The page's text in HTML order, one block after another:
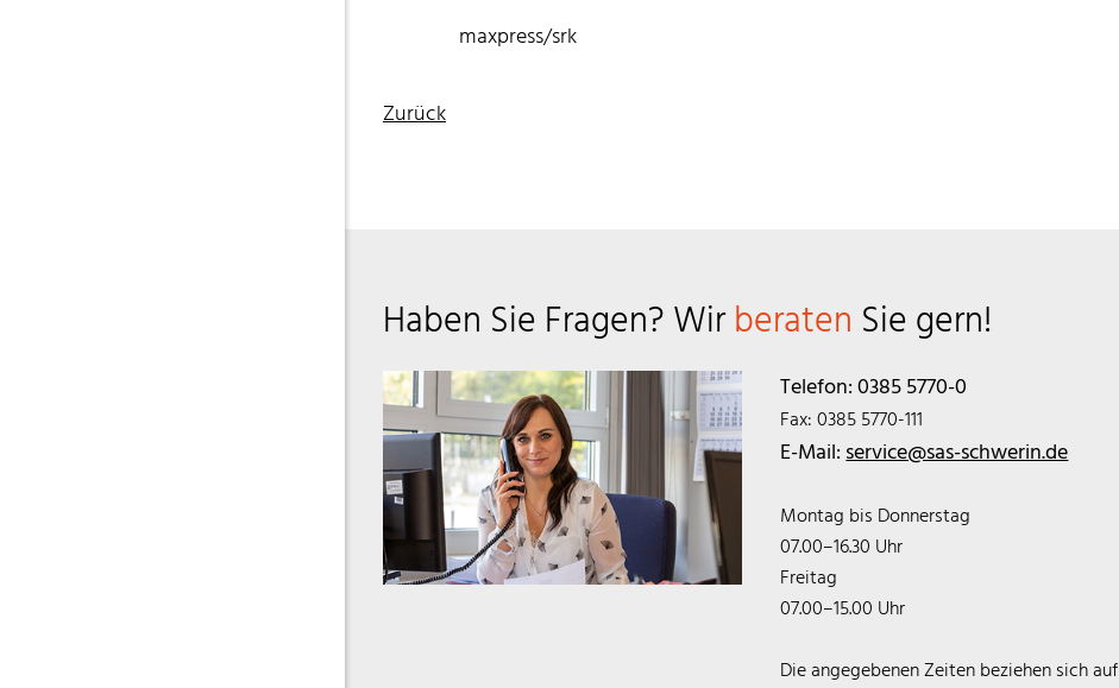
maxpress/srk
Zurück
Haben Sie Fragen? Wirberaten Sie gern!
Telefon: 0385 5770-0
Fax: 0385 5770-111
E-Mail:service@sas-schwerin.de
Montag bis Donnerstag
07.00–16.30 Uhr
Freitag
07.00–15.00 Uhr
Die angegebenen Zeiten beziehen sich auf